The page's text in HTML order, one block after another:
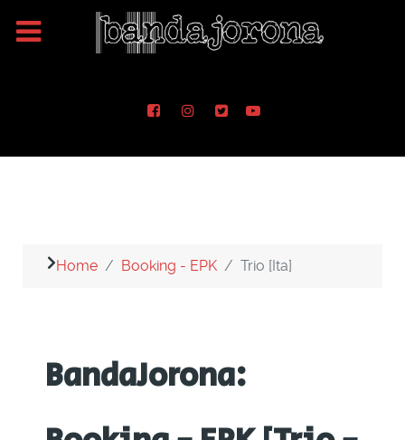
Home Booking - EPK Trio [Ita]
BandaJorona: